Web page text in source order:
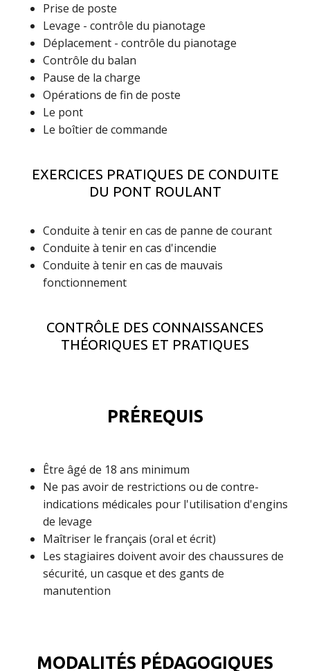
Prise de poste
Levage - contrôle du pianotage
Déplacement - contrôle du pianotage
Contrôle du balan
Pause de la charge
Opérations de fin de poste
Le pont
Le boîtier de commande
EXERCICES PRATIQUES DE CONDUITE
DU PONT ROULANT
Conduite à tenir en cas de panne de courant
Conduite à tenir en cas d'incendie
Conduite à tenir en cas de mauvais
fonctionnement
CONTRÔLE DES CONNAISSANCES
THÉORIQUES ET PRATIQUES
PRÉREQUIS
Être âgé de 18 ans minimum
Ne pas avoir de restrictions ou de contre-
indications médicales pour l'utilisation d'engins
de levage
Maîtriser le français (oral et écrit)
Les stagiaires doivent avoir des chaussures de
sécurité, un casque et des gants de
manutention
MODALITÉS PÉDAGOGIQUES